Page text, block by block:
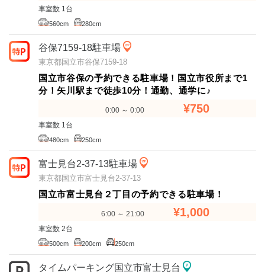
車室数 1台
560cm 280cm
谷保7159-18駐車場
東京都国立市谷保7159-18
国立市谷保の予約できる駐車場！国立市役所まで1
分！矢川駅まで徒歩10分！通勤、通学に♪
0:00 ～ 0:00 ¥750
車室数 1台
480cm 250cm
富士見台2-37-13駐車場
東京都国立市富士見台2-37-13
国立市富士見台２丁目の予約できる駐車場！
6:00 ～ 21:00 ¥1,000
車室数 2台
500cm 200cm 250cm
タイムパーキング国立市富士見台